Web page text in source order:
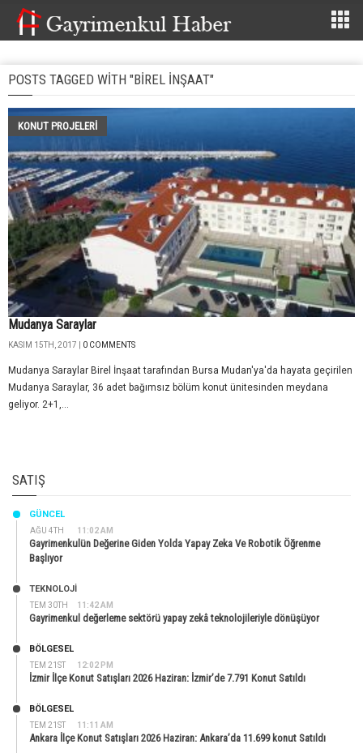
POSTS TAGGED WITH "BIREL INŞAAT"
KONUT PROJELERI
Mudanya Saraylar
KASIM 15TH, 2017 | 0 COMMENTS
Mudanya Saraylar Birel İnşaat tarafından Bursa Mudan'ya'da hayata geçirilen
Mudanya Saraylar, 36 adet bağımsız bölüm konut ünitesinden meydana
geliyor. 2+1,...
SATIŞ
AĞU 4TH 11:02 AM
GÜNCEL
Gayrimenkulün Değerine Giden Yolda Yapay Zeka Ve Robotik Öğrenme
Başlıyor
TEM 30TH 11:42 AM
TEKNOLOJİ
Gayrimenkul değerleme sektörü yapay zekâ teknolojileriyle dönüşüyor
TEM 21ST 12:02 PM
BÖLGESEL
İzmir İlçe Konut Satışları 2026 Haziran: İzmir’de 7.791 Konut Satıldı
TEM 21ST 11:11 AM
BÖLGESEL
Ankara İlçe Konut Satışları 2026 Haziran: Ankara’da 11.699 konut Satıldı